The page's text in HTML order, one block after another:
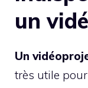
un
Un
très utile